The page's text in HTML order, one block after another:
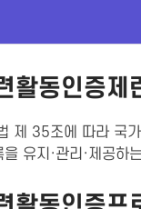
활동인증제
제 35조에 따라 국
유지·관리·제공하